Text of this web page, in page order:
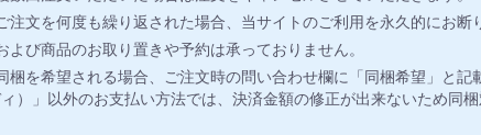
注文を何度も繰り返された場合、当サイトのご利用を永久的にお断
び商品のお取り置きや予約は承っておりません。
梱を希望される場合、ご注文時の問い合わせ欄に「同梱希望」と
）」以外のお支払い方法では、決済金額の修正が出来ないため同